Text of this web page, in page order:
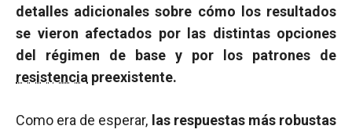
detalles adicionales sobre cómo los resultados
se vieron afectados por las distintas opciones
del régimen de base y por los patrones de
resistencia preexistente.
Como era de esperar, las respuestas más robustas